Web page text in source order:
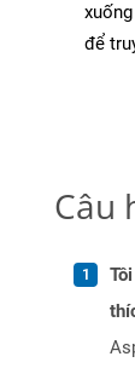
để
Câu